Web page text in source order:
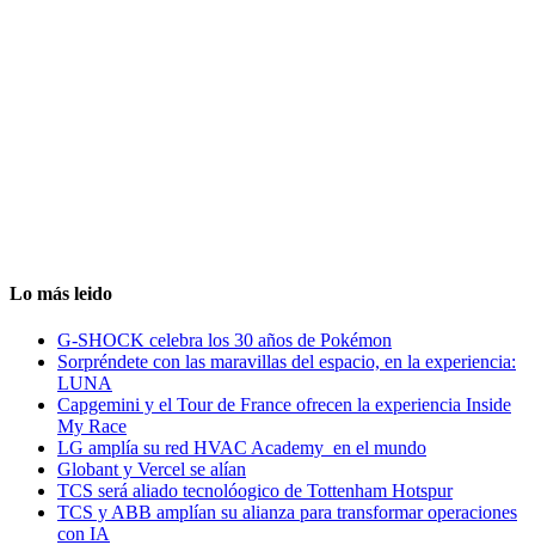
Lo más leido
G-SHOCK celebra los 30 años de Pokémon
Sorpréndete con las maravillas del espacio, en la experiencia:
LUNA
Capgemini y el Tour de France ofrecen la experiencia Inside
My Race
LG amplía su red HVAC Academy en el mundo
Globant y Vercel se alían
TCS será aliado tecnolóogico de Tottenham Hotspur
TCS y ABB amplían su alianza para transformar operaciones
con IA